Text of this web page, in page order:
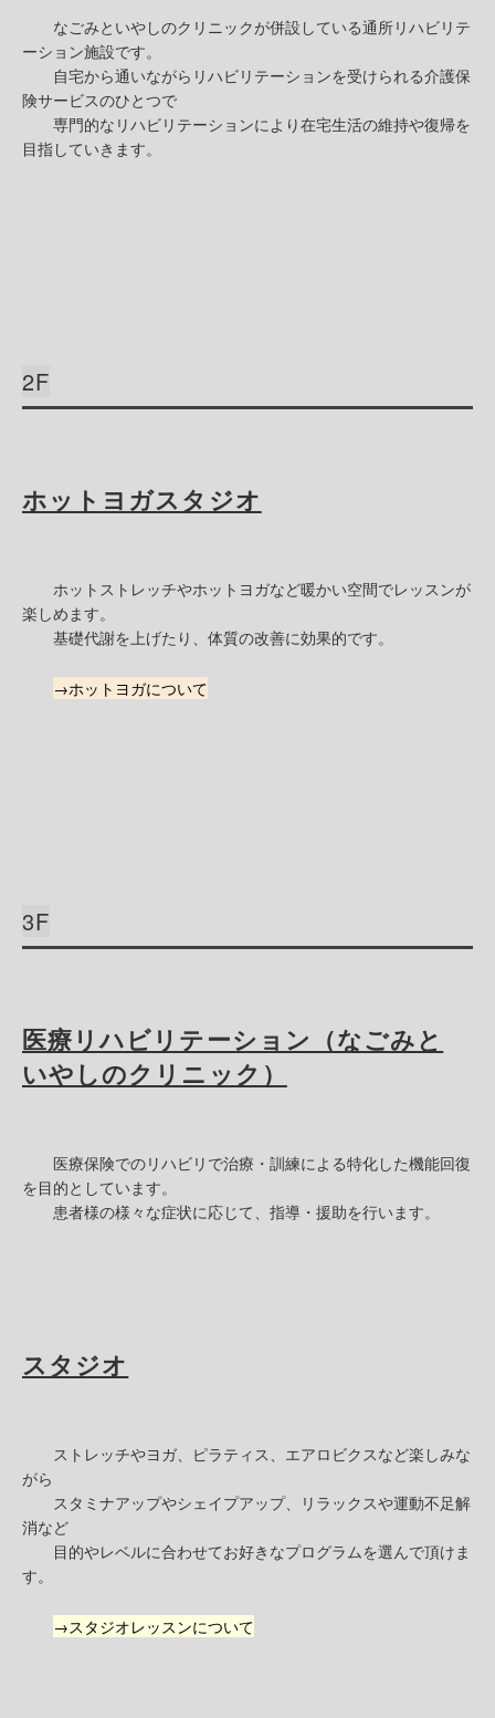
なごみといやしのクリニックが併設している通所リハビリテ
ーション施設です。
自宅から通いながらリハビリテーションを受けられる介護保
険サービスのひとつで
専門的なリハビリテーションにより在宅生活の維持や復帰を
目指していきます。
2F
ホットヨガスタジオ
ホットストレッチやホットヨガなど暖かい空間でレッスンが
楽しめます。
基礎代謝を上げたり、体質の改善に効果的です。
→ホットヨガについて
3F
医療リハビリテーション（なごみと
いやしのクリニック）
医療保険でのリハビリで治療・訓練による特化した機能回復
を目的としています。
患者様の様々な症状に応じて、指導・援助を行います。
スタジオ
ストレッチやヨガ、ピラティス、エアロビクスなど楽しみな
がら
スタミナアップやシェイプアップ、リラックスや運動不足解
消など
目的やレベルに合わせてお好きなプログラムを選んで頂けま
す。
→スタジオレッスンについて